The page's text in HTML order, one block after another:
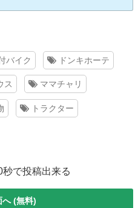
バイク ドンキホーテ
ス ママチャリ
トラクター
で投稿出来る
へ (無料)